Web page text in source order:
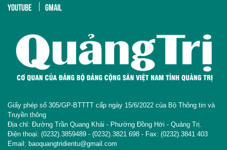
YOUTUBE
GMAIL
Giấy phép số 305/GP-BTTTT cấp ngày 15/6/2022 của Bộ Thông tin và
Truyền thông
Địa chỉ: Đường Trần Quang Khải - Phường Đồng Hới - Quảng Trị.
Điện thoại: (0232).3859489 - (0232).3821 698 - Fax: (0232).3841 403
Email: baoquangtridientu@gmail.com